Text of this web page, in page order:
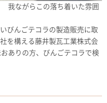
我ながらこの落ち着いた雰囲
びんごテコラの製造販売に取
を構える藤井製瓦工業株式会
ありの方、びんごテコラで検